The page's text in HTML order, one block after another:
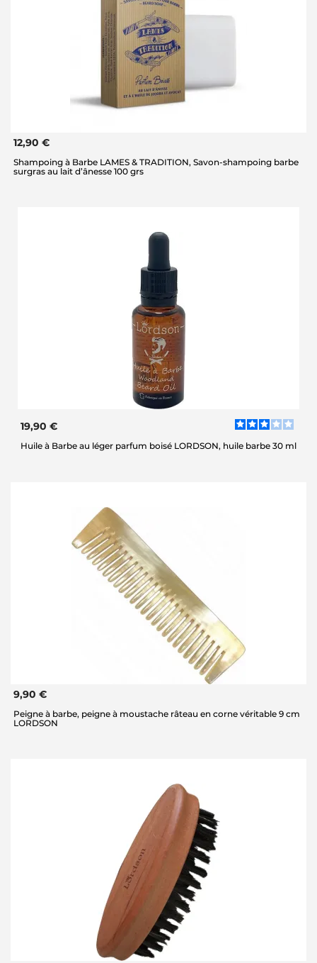
12,90 €
Shampoing à Barbe LAMES & TRADITION, Savon-shampoing barbe
surgras au lait d’ânesse 100 grs
19,90 €
Huile à Barbe au léger parfum boisé LORDSON, huile barbe 30 ml
9,90 €
Peigne à barbe, peigne à moustache râteau en corne véritable 9 cm
LORDSON